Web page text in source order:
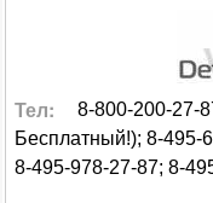
Тел:
8-800-200-27-
Бесплатный!); 8-495-
8-495-978-27-87; 8-